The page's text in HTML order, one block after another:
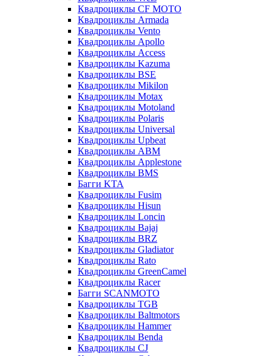
Квадроциклы CF MOTO
Квадроциклы Armada
Квадроциклы Vento
Квадроциклы Apollo
Квадроциклы Access
Квадроциклы Kazuma
Квадроциклы BSE
Квадроциклы Mikilon
Квадроциклы Motax
Квадроциклы Motoland
Квадроциклы Polaris
Квадроциклы Universal
Квадроциклы Upbeat
Квадроциклы ABM
Квадроциклы Applestone
Квадроциклы BMS
Багги KTA
Квадроциклы Fusim
Квадроциклы Hisun
Квадроциклы Loncin
Квадроциклы Bajaj
Квадроциклы BRZ
Квадроциклы Gladiator
Квадроциклы Rato
Квадроциклы GreenCamel
Квадроциклы Racer
Багги SCANMOTO
Квадроциклы TGB
Квадроциклы Baltmotors
Квадроциклы Hammer
Квадроциклы Benda
Квадроциклы CJ